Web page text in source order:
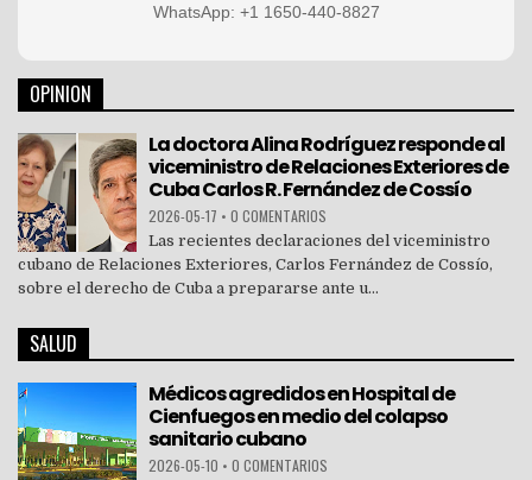
WhatsApp: +1 1650-440-8827
OPINION
La doctora Alina Rodríguez responde al
viceministro de Relaciones Exteriores de
Cuba Carlos R. Fernández de Cossío
2026-05-17 • 0 COMENTARIOS
Las recientes declaraciones del viceministro
cubano de Relaciones Exteriores, Carlos Fernández de Cossío,
sobre el derecho de Cuba a prepararse ante u...
SALUD
Médicos agredidos en Hospital de
Cienfuegos en medio del colapso
sanitario cubano
2026-05-10 • 0 COMENTARIOS